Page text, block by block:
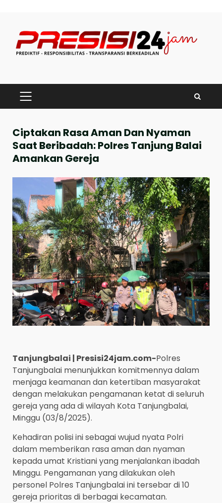
content
PRIMARY
MENU
Ciptakan Rasa Aman Dan Nyaman
Saat Beribadah: Polres Tanjung Balai
Amankan Gereja
Tanjungbalai | Presisi24jam.com-Polres
Tanjungbalai menunjukkan komitmennya dalam
menjaga keamanan dan ketertiban masyarakat
dengan melakukan pengamanan ketat di seluruh
gereja yang ada di wilayah Kota Tanjungbalai,
Minggu (03/8/2025).
Kehadiran polisi ini sebagai wujud nyata Polri
dalam memberikan rasa aman dan nyaman
kepada umat Kristiani yang menjalankan ibadah
Minggu. Pengamanan yang dilakukan oleh
personel Polres Tanjungbalai ini tersebar di 10
gereja prioritas di berbagai kecamatan.